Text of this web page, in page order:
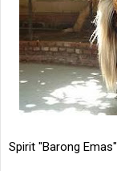
Spirit "Barong Emas"